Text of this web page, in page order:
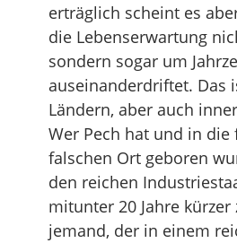
erträglich scheint es
die Lebenserwartung
sondern sogar um
auseinanderdriftet. Das
Ländern, aber auch
Wer Pech hat und in die
falschen Ort geboren
den reichen
mitunter 20 Jahre kürzer
jemand, der in einem